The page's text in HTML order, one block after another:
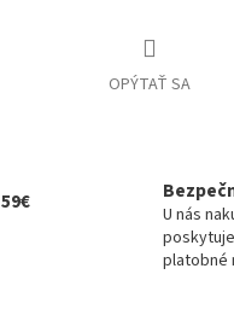
OPÝTAŤ SA
U nás
platobné